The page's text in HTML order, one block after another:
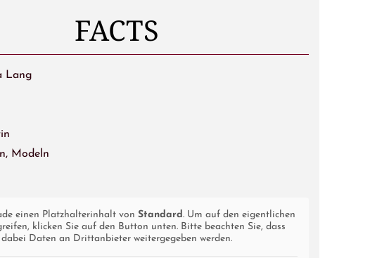
FACTS
Lang
Modeln
einen Platzhalterinhalt von Standard. Um auf den eigentlichen
klicken Sie auf den Button unten. Bitte beachten Sie, dass
dabei Daten an Drittanbieter weitergegeben werden.